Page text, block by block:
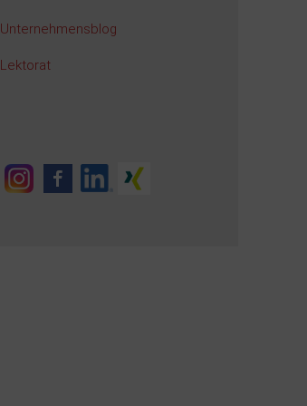
Unternehmensblog
Lektorat